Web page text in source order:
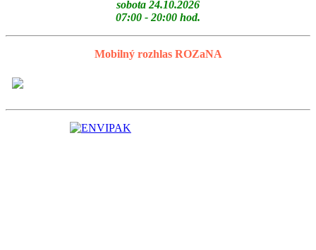
sobota 24.10.2026
07:00 - 20:00 hod.
Mobilný rozhlas ROZaNA